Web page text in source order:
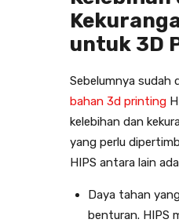
untuk 3D
Sebelumnya sudah
bahan 3d printing
kelebihan dan
yang perlu
HIPS antara lain
Daya tahan
benturan. HIPS